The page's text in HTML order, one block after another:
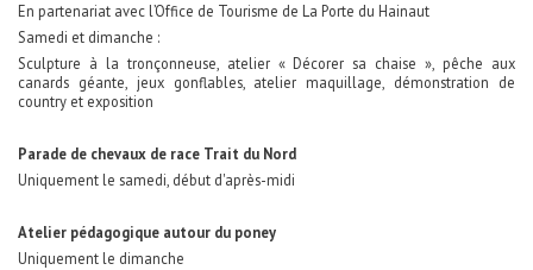
En partenariat avec l’Office de Tourisme de La Porte du Hainaut
Samedi et dimanche :
Sculpture à la tronçonneuse, atelier « Décorer sa chaise », pêche aux
canards géante, jeux gonflables, atelier maquillage, démonstration de
country et exposition
Parade de chevaux de race Trait du Nord
Uniquement le samedi, début d'après-midi
Atelier pédagogique autour du poney
Uniquement le dimanche